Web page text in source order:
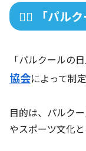
🏋️‍♀️ 「パル
「パルクールの日
協会によって制
目的は、パルク
やスポーツ文化